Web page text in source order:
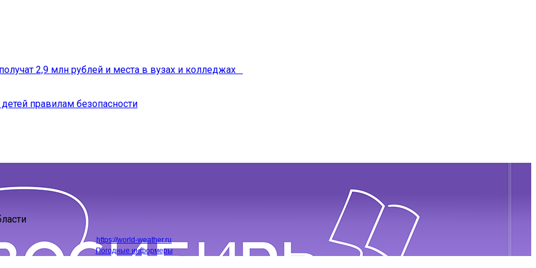
2,9 млн рублей и места в вузах и колледжах
правилам безопасности
https://world-weather.ru
Погодные информеры